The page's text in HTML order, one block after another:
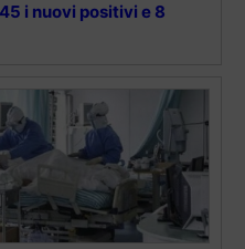
i nuovi positivi e 8